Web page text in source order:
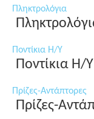
Πληκτρολόγια
Ποντίκια Η/Υ
Ποντίκια Η/Υ
Πρίζες-Αντάπτορες
Πρίζες-